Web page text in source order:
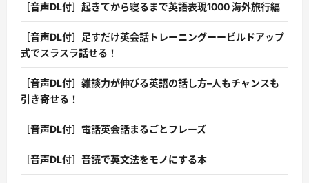
［音声DL付］起きてから寝るまで英語表現1000 海外旅行編
［音声DL付］足すだけ英会話トレーニングーービルドアップ
式でスラスラ話せる！
［音声DL付］雑談力が伸びる英語の話し方–人もチャンスも
引き寄せる！
［音声DL付］電話英会話まるごとフレーズ
［音声DL付］音読で英文法をモノにする本